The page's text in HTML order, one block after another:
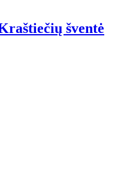
šventė